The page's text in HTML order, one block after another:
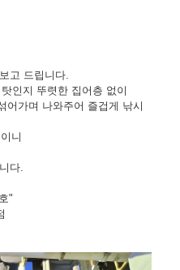
고 드립니다.
인지 뚜렷한 집어층 없이
어가며 나와주어 즐겁게 낚시
니
다.
"